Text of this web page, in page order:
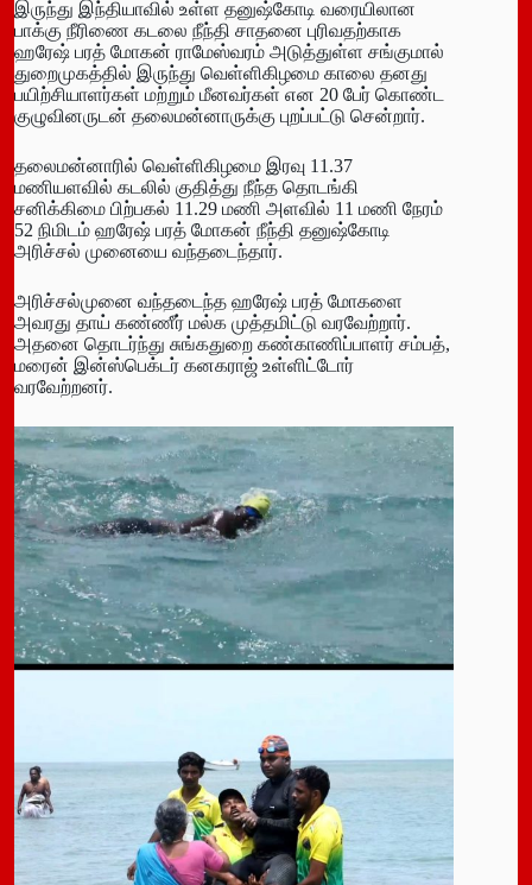
இருந்து இந்தியாவில் உள்ள தனுஷ்கோடி வரையிலான
பாக்கு நீரிணை கடலை நீந்தி சாதனை புரிவதற்காக
ஹரேஷ் பரத் மோகன் ராமேஸ்வரம் அடுத்துள்ள சங்குமால்
துறைமுகத்தில் இருந்து வெள்ளிகிழமை காலை தனது
பயிற்சியாளர்கள் மற்றும் மீனவர்கள் என 20 பேர் கொண்ட
குழுவினருடன் தலைமன்னாருக்கு புறப்பட்டு சென்றார்.
தலைமன்னாரில் வெள்ளிகிழமை இரவு 11.37
மணியளவில் கடலில் குதித்து நீந்த தொடங்கி
சனிக்கிமை பிற்பகல் 11.29 மணி அளவில் 11 மணி நேரம்
52 நிமிடம் ஹரேஷ் பரத் மோகன் நீந்தி தனுஷ்கோடி
அரிச்சல் முனையை வந்தடைந்தார்.
அரிச்சல்முனை வந்தடைந்த ஹரேஷ் பரத் மோகளை
அவரது தாய் கண்ணீர் மல்க முத்தமிட்டு வரவேற்றார்.
அதனை தொடர்ந்து சுங்கதுறை கண்காணிப்பாளர் சம்பத்,
மரைன் இன்ஸ்பெக்டர் கனகராஜ் உள்ளிட்டோர்
வரவேற்றனர்.